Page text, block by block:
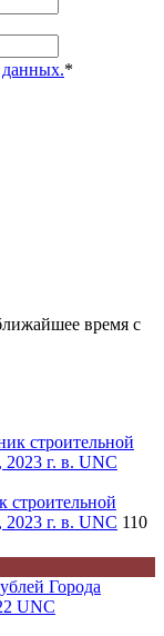
данных.*
время с
строительной
г. в. UNC 110